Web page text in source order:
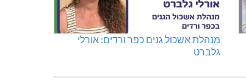
מנהלת אשכול גנים כפר ורדים: אורלי
גלברט